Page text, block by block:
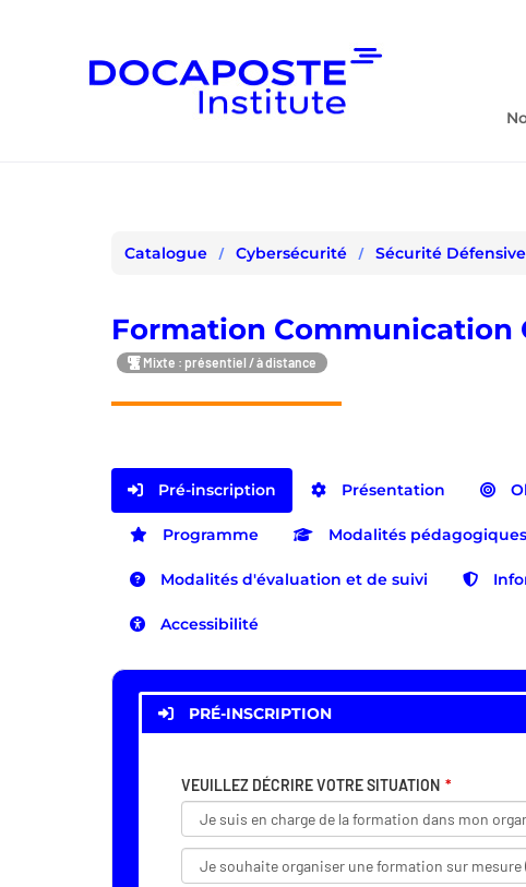
Catalogue Cybersécurité Sécurité Défensive
Formation
Mixte : présentiel / à distance
Pré-inscription Présentation
Programme Modalités pédagogiques
Modalités d'évaluation et de suivi
Accessibilité
PRÉ-INSCRIPTION
VEUILLEZ DÉCRIRE VOTRE SITUATION